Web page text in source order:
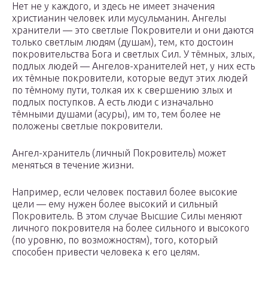
Нет не у каждого, и здесь не имеет значения
христианин человек или мусульманин. Ангелы
хранители — это светлые Покровители и они даются
только светлым людям (душам), тем, кто достоин
покровительства Бога и светлых Сил. У тёмных, злых,
подлых людей — Ангелов-хранителей нет, у них есть
их тёмные покровители, которые ведут этих людей
по тёмному пути, толкая их к свершению злых и
подлых поступков. А есть люди с изначально
тёмными душами (асуры), им то, тем более не
положены светлые покровители.
Ангел-хранитель (личный Покровитель) может
меняться в течение жизни.
Например, если человек поставил более высокие
цели — ему нужен более высокий и сильный
Покровитель. В этом случае Высшие Силы меняют
личного покровителя на более сильного и высокого
(по уровню, по возможностям), того, который
способен привести человека к его целям.